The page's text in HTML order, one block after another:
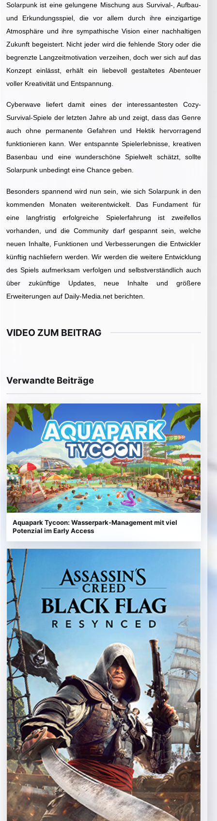
Solarpunk ist eine gelungene Mischung aus Survival-, Aufbau-
und Erkundungsspiel, die vor allem durch ihre einzigartige
Atmosphäre und ihre sympathische Vision einer nachhaltigen
Zukunft begeistert. Nicht jeder wird die fehlende Story oder die
begrenzte Langzeitmotivation verzeihen, doch wer sich auf das
Konzept einlässt, erhält ein liebevoll gestaltetes Abenteuer
voller Kreativität und Entspannung.
Cyberwave liefert damit eines der interessantesten Cozy-
Survival-Spiele der letzten Jahre ab und zeigt, dass das Genre
auch ohne permanente Gefahren und Hektik hervorragend
funktionieren kann. Wer entspannte Spielerlebnisse, kreativen
Basenbau und eine wunderschöne Spielwelt schätzt, sollte
Solarpunk unbedingt eine Chance geben.
Besonders spannend wird nun sein, wie sich Solarpunk in den
kommenden Monaten weiterentwickelt. Das Fundament für
eine langfristig erfolgreiche Spielerfahrung ist zweifellos
vorhanden, und die Community darf gespannt sein, welche
neuen Inhalte, Funktionen und Verbesserungen die Entwickler
künftig nachliefern werden. Wir werden die weitere Entwicklung
des Spiels aufmerksam verfolgen und selbstverständlich auch
über zukünftige Updates, neue Inhalte und größere
Erweiterungen auf Daily-Media.net berichten.
VIDEO ZUM BEITRAG
Video im Beitrag abspielen
Verwandte Beiträge
Aquapark Tycoon: Wasserpark-Management mit viel
Potenzial im Early Access